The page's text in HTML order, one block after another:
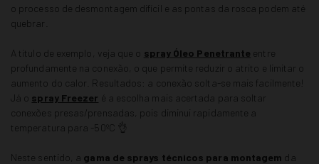
o processo de desmontagem difícil e as pontas da rosca podem até
quebrar.
A título de exemplo, veja que o spray Óleo Penetrante entre
profundamente na conexão, o que permite reduzir o atrito e limitar o
aumento do calor. Resultados: a conexão solta-se mais facilmente!
Já o spray Freezer é a escolha mais acertada para soltar
conexões presas/prensadas, pois diminui rapidamente a
temperatura para -50ºC 👌
Neste sentido, a gama de sprays técnicos para montagem da